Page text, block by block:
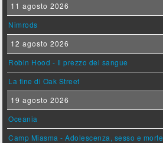
11 agosto 2026
Nimrods
12 agosto 2026
Robin Hood - Il prezzo del sangue
La fine di Oak Street
19 agosto 2026
Oceania
Camp Miasma - Adolescenza, sesso e morte